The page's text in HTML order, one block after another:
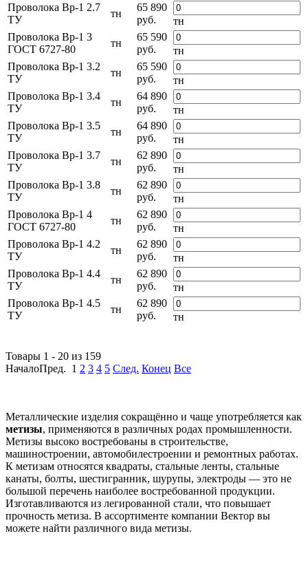
Проволока Вр-1 2.7
ТУ
тн
65 890
руб.
тн
Проволока Вр-1 3
ГОСТ 6727-80
тн
65 590
руб.
тн
Проволока Вр-1 3.2
ТУ
тн
65 590
руб.
тн
Проволока Вр-1 3.4
ТУ
тн
64 890
руб.
тн
Проволока Вр-1 3.5
ТУ
тн
64 890
руб.
тн
Проволока Вр-1 3.7
ТУ
тн
62 890
руб.
тн
Проволока Вр-1 3.8
ТУ
тн
62 890
руб.
тн
Проволока Вр-1 4
ГОСТ 6727-80
тн
62 890
руб.
тн
Проволока Вр-1 4.2
ТУ
тн
62 890
руб.
тн
Проволока Вр-1 4.4
ТУ
тн
62 890
руб.
тн
Проволока Вр-1 4.5
ТУ
тн
62 890
руб.
тн
Товары 1 - 20 из 159
НачалоПред. 1 2 3 4 5 След. Конец Все
Металлические изделия сокращённо и чаще употребляется как
метизы, применяются в различных родах промышленности.
Метизы высоко востребованы в строительстве,
машиностроении, автомобилестроении и ремонтных работах.
К метизам относятся квадраты, стальные ленты, стальные
канаты, болты, шестигранник, шурупы, электроды — это не
большой перечень наиболее востребованной продукции.
Изготавливаются из легированной стали, что повышает
прочность метиза. В ассортименте компании Вектор вы
можете найти различного вида метизы.